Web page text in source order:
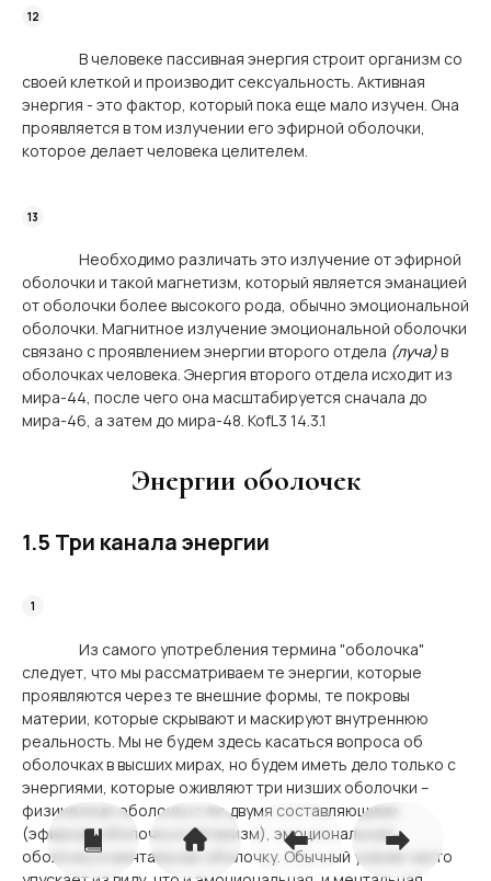
В человеке пассивная энергия строит организм со
своей клеткой и производит сексуальность. Активная
энергия - это фактор, который пока еще мало изучен. Она
проявляется в том излучении его эфирной оболочки,
которое делает человека целителем.
Необходимо различать это излучение от эфирной
оболочки и такой магнетизм, который является эманацией
от оболочки более высокого рода, обычно эмоциональной
оболочки. Магнитное излучение эмоциональной оболочки
связано с проявлением энергии второго отдела (луча)в
оболочках человека. Энергия второго отдела исходит из
мира-44, после чего она масштабируется сначала до
мира-46, а затем до мира-48. KofL3 14.3.1
Энергии оболочек
1.5 Три канала энергии
Из самого употребления термина "оболочка"
следует, что мы рассматриваем те энергии, которые
проявляются через те внешние формы, те покровы
материи, которые скрывают и маскируют внутреннюю
реальность. Мы не будем здесь касаться вопроса об
оболочках в высших мирах, но будем иметь дело только с
энергиями, которые оживляют три низших оболочки –
физическую оболочку с ее двумя составляющими
(эфирную оболочку и организм), эмоциональную
оболочку и ментальную оболочку. Обычный ученик часто